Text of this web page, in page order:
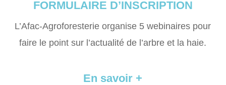
FORMULAIRE D’INSCRIPTION
L’Afac-Agroforesterie organise 5 webinaires pour
faire le point sur l’actualité de l’arbre et la haie.
En savoir +